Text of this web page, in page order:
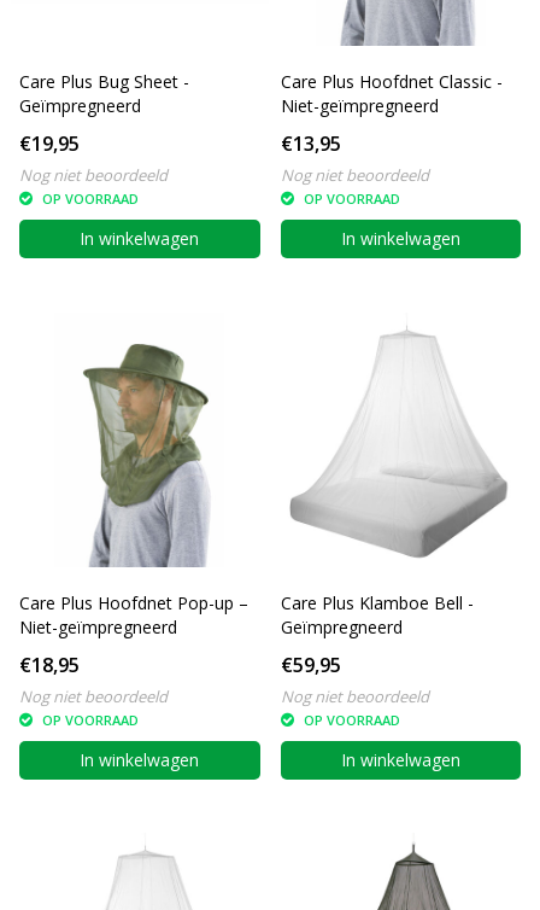
Care Plus Bug Sheet -
Geïmpregneerd
€19,95
Nog niet beoordeeld
OP VOORRAAD
In winkelwagen
Care Plus Hoofdnet Classic -
Niet-geïmpregneerd
€13,95
Nog niet beoordeeld
OP VOORRAAD
In winkelwagen
Care Plus Hoofdnet Pop-up –
Niet-geïmpregneerd
€18,95
Nog niet beoordeeld
OP VOORRAAD
In winkelwagen
Care Plus Klamboe Bell -
Geïmpregneerd
€59,95
Nog niet beoordeeld
OP VOORRAAD
In winkelwagen